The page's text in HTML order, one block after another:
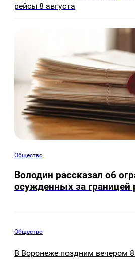
рейсы 8 августа
Общество
Володин рассказал об
осужденных за границей
Общество
В Воронеже поздним вечером 8